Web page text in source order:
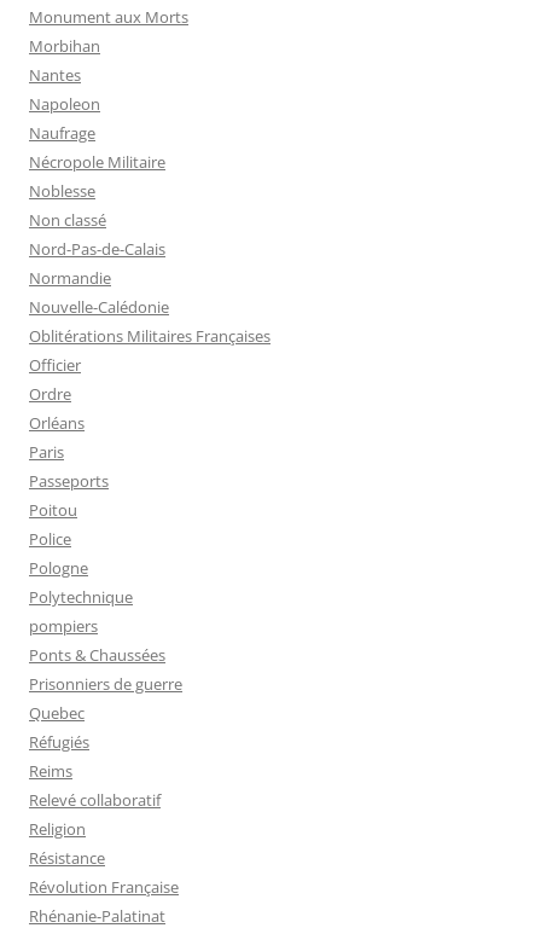
Monument aux Morts
Morbihan
Nantes
Napoleon
Naufrage
Nécropole Militaire
Noblesse
Non classé
Nord-Pas-de-Calais
Normandie
Nouvelle-Calédonie
Oblitérations Militaires Françaises
Officier
Ordre
Orléans
Paris
Passeports
Poitou
Police
Pologne
Polytechnique
pompiers
Ponts & Chaussées
Prisonniers de guerre
Quebec
Réfugiés
Reims
Relevé collaboratif
Religion
Résistance
Révolution Française
Rhénanie-Palatinat